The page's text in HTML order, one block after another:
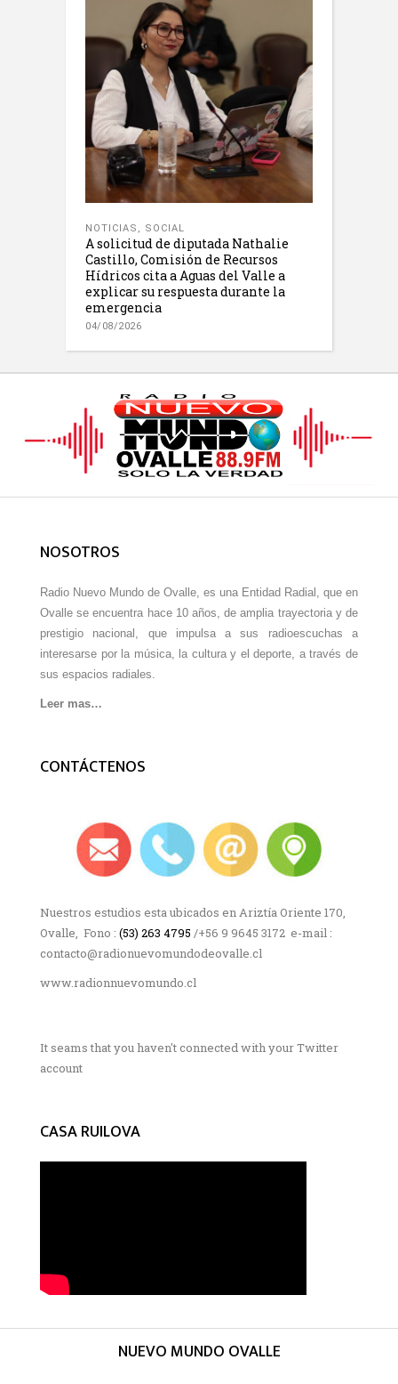
NOTICIAS , SOCIAL
A solicitud de diputada Nathalie
Castillo, Comisión de Recursos
Hídricos cita a Aguas del Valle a
explicar su respuesta durante la
emergencia
04/08/2026
NOSOTROS
Radio Nuevo Mundo de Ovalle, es una Entidad Radial, que en
Ovalle se encuentra hace 10 años, de amplia trayectoria y de
prestigio nacional, que impulsa a sus radioescuchas a
interesarse por la música, la cultura y el deporte, a través de
sus espacios radiales.
Leer mas…
CONTÁCTENOS
Nuestros estudios esta ubicados en Ariztía Oriente 170,
Ovalle, Fono : (53) 263 4795 /+56 9 9645 3172 e-mail :
contacto@radionuevomundodeovalle.cl
www.radionnuevomundo.cl
It seams that you haven't connected with your Twitter
account
CASA RUILOVA
NUEVO MUNDO OVALLE